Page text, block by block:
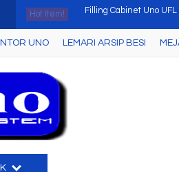
Hot Item! Lemari Arsip Uno UST
Meja Kantor Uno UOD
Lemari Arsip Uno UST
UNO LEMARI ARSIP BESI